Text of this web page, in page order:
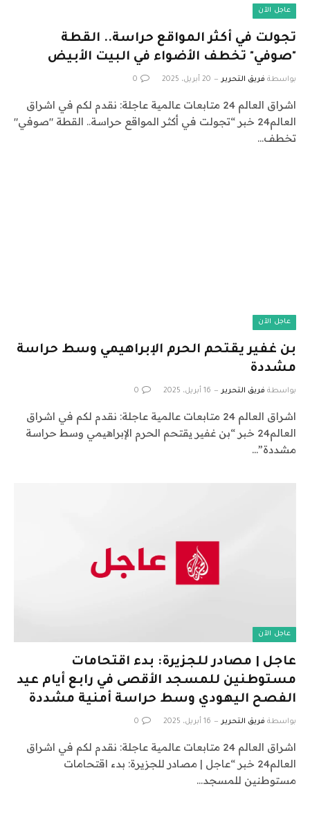
عاجل الآن
تجولت في أكثر المواقع حراسة.. القطة
"صوفي" تخطف الأضواء في البيت الأبيض
بواسطة فريق التحرير 20 أبريل، 2025 0
اشراق العالم 24 متابعات عالمية عاجلة: نقدم لكم في اشراق
العالم24 خبر “تجولت في أكثر المواقع حراسة.. القطة "صوفي"
تخطف…
عاجل الآن
بن غفير يقتحم الحرم الإبراهيمي وسط حراسة
مشددة
بواسطة فريق التحرير 16 أبريل، 2025 0
اشراق العالم 24 متابعات عالمية عاجلة: نقدم لكم في اشراق
العالم24 خبر “بن غفير يقتحم الحرم الإبراهيمي وسط حراسة
مشددة”…
عاجل الآن
عاجل | مصادر للجزيرة: بدء اقتحامات
مستوطنين للمسجد الأقصى في رابع أيام عيد
الفصح اليهودي وسط حراسة أمنية مشددة
بواسطة فريق التحرير 16 أبريل، 2025 0
اشراق العالم 24 متابعات عالمية عاجلة: نقدم لكم في اشراق
العالم24 خبر “عاجل | مصادر للجزيرة: بدء اقتحامات
مستوطنين للمسجد…